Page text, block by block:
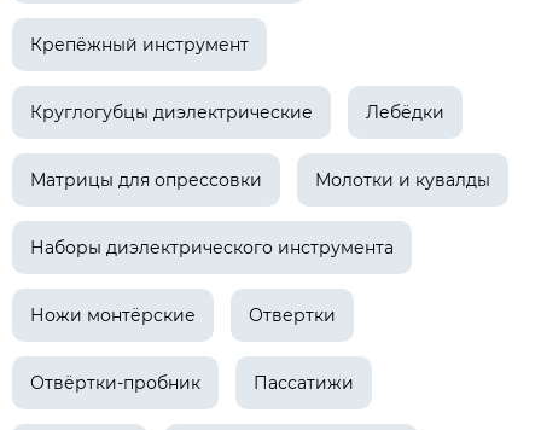
Крепёжный инструмент
Круглогубцы диэлектрические Лебёдки
Матрицы для опрессовки Молотки и кувалды
Наборы диэлектрического инструмента
Ножи монтёрские Отвертки
Отвёртки-пробник Пассатижи